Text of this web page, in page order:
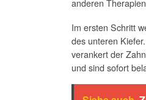
anderen
Im ersten Schritt
des unteren
verankert der
und sind sofort